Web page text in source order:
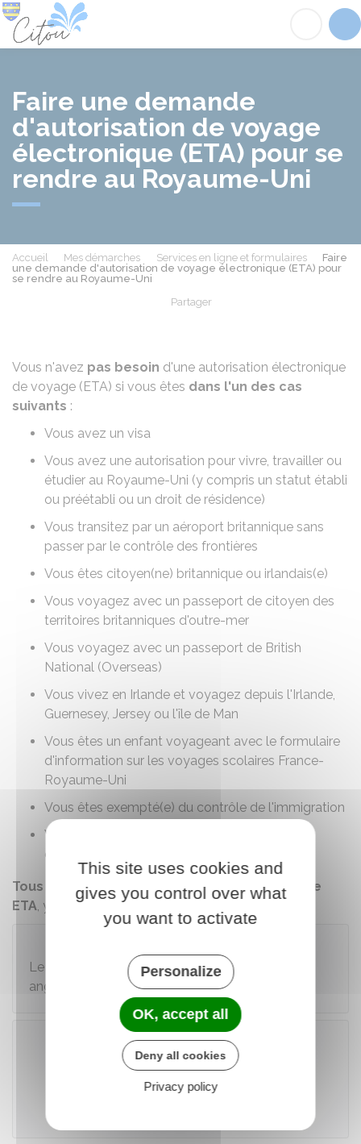
Faire une demande
d'autorisation de voyage
électronique (ETA) pour se
rendre au Royaume-Uni
Accueil Mes démarches Services en ligne et formulaires
Faire
une demande d'autorisation de voyage électronique (ETA) pour
se rendre au Royaume-Uni
Partager
Vous n'avez pas besoin d'une autorisation électronique
de voyage (ETA) si vous êtes dans l'un des cas
suivants :
Vous avez un visa
Vous avez une autorisation pour vivre, travailler ou
étudier au Royaume-Uni (y compris un statut établi
ou préétabli ou un droit de résidence)
Vous transitez par un aéroport britannique sans
passer par le contrôle des frontières
Vous êtes citoyen(ne) britannique ou irlandais(e)
Vous voyagez avec un passeport de citoyen des
territoires britanniques d'outre-mer
Vous voyagez avec un passeport de British
National (Overseas)
Vous vivez en Irlande et voyagez depuis l'Irlande,
Guernesey, Jersey ou l'île de Man
Vous êtes un enfant voyageant avec le formulaire
d'information sur les voyages scolaires France-
Royaume-Uni
Vous êtes exempté(e) du contrôle de l'immigration
Vous avez la double nationalité et vous êtes
citoyen(ne) britannique ou irlandais(e).
Tous les autres voyageurs doivent obtenir une
ETA, y compris lesbébés
Le site de demande d'ETA est entièrement en
anglais.
Accéder au téléservice
This site uses cookies and
gives you control over what
you want to activate
Personalize
OK, accept all
Deny all cookies
Privacy policy